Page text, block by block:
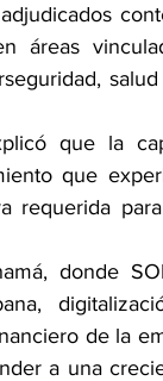
áreas
que la
que
requerida
donde
de la
a una